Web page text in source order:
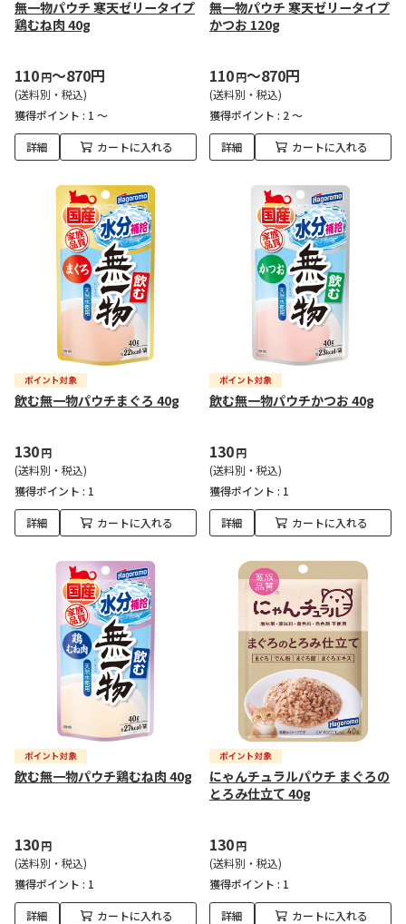
無一物パウチ 寒天ゼリータイプ
鶏むね肉 40g
110円～870円
(送料別・税込)
獲得ポイント : 1 ～
詳細 カートに入れる
無一物パウチ 寒天ゼリータイプ
かつお 120g
110円～870円
(送料別・税込)
獲得ポイント : 2 ～
詳細 カートに入れる
飲む無一物パウチまぐろ 40g
130円
(送料別・税込)
獲得ポイント : 1
詳細 カートに入れる
飲む無一物パウチかつお 40g
130円
(送料別・税込)
獲得ポイント : 1
詳細 カートに入れる
飲む無一物パウチ鶏むね肉 40g
130円
(送料別・税込)
獲得ポイント : 1
詳細 カートに入れる
にゃんチュラルパウチ まぐろの
とろみ仕立て 40g
130円
(送料別・税込)
獲得ポイント : 1
詳細 カートに入れる